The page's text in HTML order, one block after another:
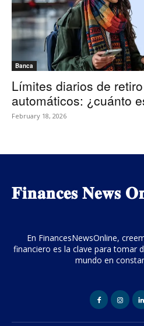
Banca
Límites diarios de
automáticos: ¿cuánto
February 18, 2026
𝐅𝐢𝐧𝐚𝐧𝐜𝐞𝐬 𝐍𝐞𝐰𝐬
En FinancesNewsOnline,
financiero es la clave para tomar
mundo en